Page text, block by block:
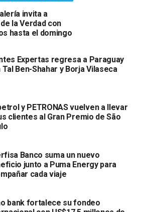
invita a
la Verdad con
hasta el domingo
Expertas regresa a Paraguay
Tal Ben-Shahar y Borja Vilaseca
y PETRONAS vuelven a llevar
clientes al Gran Premio de São
Banco suma un nuevo
junto a Puma Energy para
cada viaje
bank fortalece su fondeo